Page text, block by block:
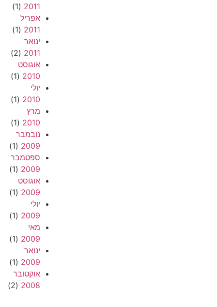
2011
(1)
אפריל
2011
(1)
ינואר
2011
(2)
אוגוסט
2010
(1)
יולי
2010
(1)
מרץ
2010
(1)
נובמבר
2009
(1)
ספטמבר
2009
(1)
אוגוסט
2009
(1)
יולי
2009
(1)
מאי
2009
(1)
ינואר
2009
(1)
אוקטובר
2008
(2)